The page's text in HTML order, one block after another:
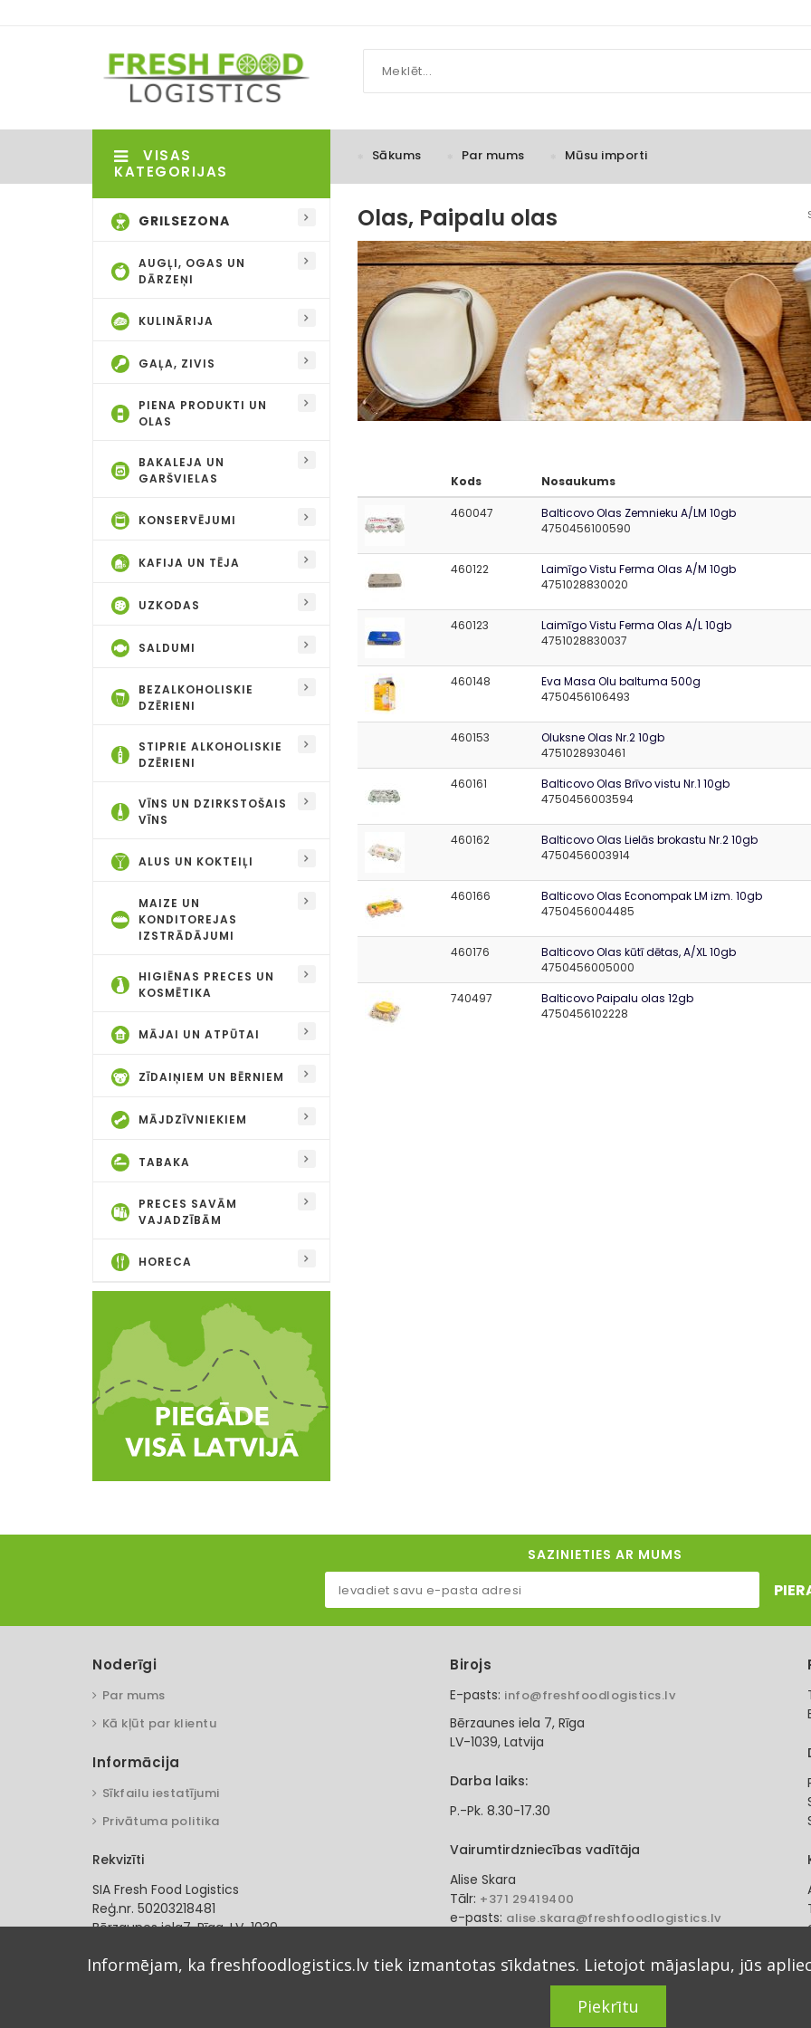
VISAS
KATEGORIJAS
GRILSEZONA
AUGĻI, OGAS UN
DĀRZEŅI
KULINĀRIJA
GAĻA, ZIVIS
PIENA PRODUKTI UN
OLAS
BAKALEJA UN
GARŠVIELAS
KONSERVĒJUMI
KAFIJA UN TĒJA
UZKODAS
SALDUMI
BEZALKOHOLISKIE
DZĒRIENI
STIPRIE ALKOHOLISKIE
DZĒRIENI
VĪNS UN DZIRKSTOŠAIS
VĪNS
ALUS UN KOKTEIĻI
MAIZE UN
KONDITOREJAS
IZSTRĀDĀJUMI
HIGIĒNAS PRECES UN
KOSMĒTIKA
MĀJAI UN ATPŪTAI
ZĪDAIŅIEM UN BĒRNIEM
MĀJDZĪVNIEKIEM
TABAKA
PRECES SAVĀM
VAJADZĪBĀM
HORECA
Sākums Par mums Mūsu importi
Olas, Paipalu olas
Kods Nosaukums
460047
Balticovo Olas Zemnieku A/LM 10gb
4750456100590
460122
Laimīgo Vistu Ferma Olas A/M 10gb
4751028830020
460123
Laimīgo Vistu Ferma Olas A/L 10gb
4751028830037
460148
Eva Masa Olu baltuma 500g
4750456106493
460153
Oluksne Olas Nr.2 10gb
4751028930461
460161
Balticovo Olas Brīvo vistu Nr.1 10gb
4750456003594
460162
Balticovo Olas Lielās brokastu Nr.2 10gb
4750456003914
460166
Balticovo Olas Econompak LM izm. 10gb
4750456004485
460176
Balticovo Olas kūtī dētas, A/XL 10gb
4750456005000
740497
Balticovo Paipalu olas 12gb
4750456102228
SAZINIETIES AR MUMS
Noderīgi
Par mums
Kā kļūt par klientu
Informācija
Sīkfailu iestatījumi
Privātuma politika
Rekvizīti
SIA Fresh Food Logistics
Reģ.nr. 50203218481
Bērzaunes iela7, Rīga. LV-1039
LV54UNLA0055001235489
Birojs
E-pasts: info@freshfoodlogistics.lv
Bērzaunes iela 7, Rīga
LV-1039, Latvija
Darba laiks:
P.-Pk. 8.30-17.30
Vairumtirdzniecības vadītāja
Alise Skara
Tālr: +371 29419400
e-pasts: alise.skara@freshfoodlogistics.lv
Informējam, ka freshfoodlogistics.lv tiek izmantotas sīkdatnes. Lietojot mājaslapu, jūs
Piekrītu